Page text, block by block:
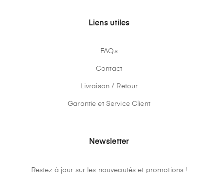
Liens utiles
FAQs
Contact
Livraison / Retour
Garantie et Service Client
Newsletter
Restez à jour sur les nouveautés et promotions !